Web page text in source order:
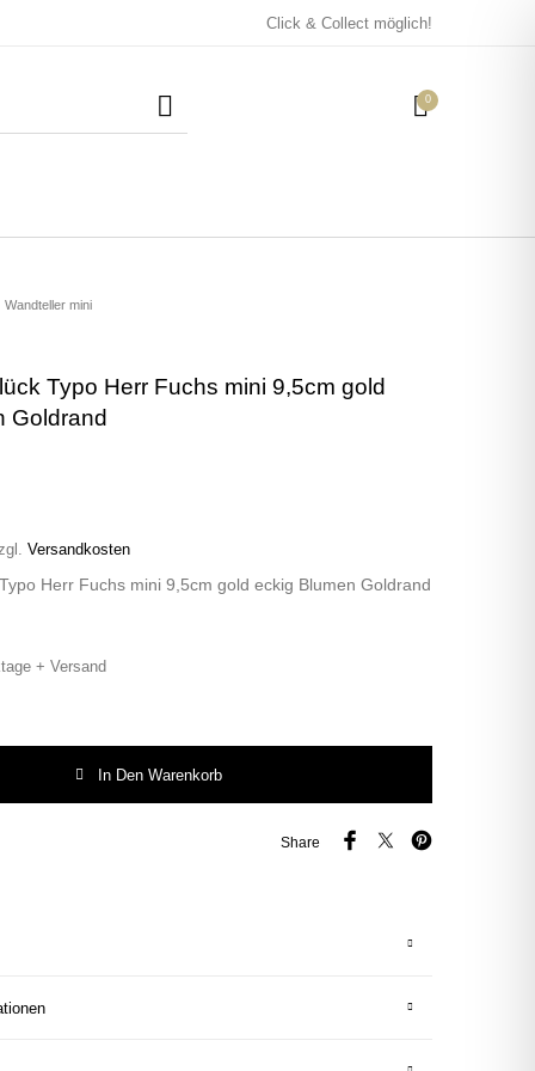
Click & Collect möglich!
0
Wandteller mini
Typo Herr Fuchs mini 9,5cm gold
Goldrand
Versandkosten
Herr Fuchs mini 9,5cm gold eckig Blumen Goldrand
+ Versand
In Den Warenkorb
Share